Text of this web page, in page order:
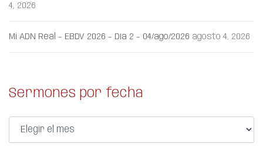
4, 2026
Mi ADN Real – EBDV 2026 – Día 2 – 04/ago/2026 agosto 4, 2026
Sermones por fecha